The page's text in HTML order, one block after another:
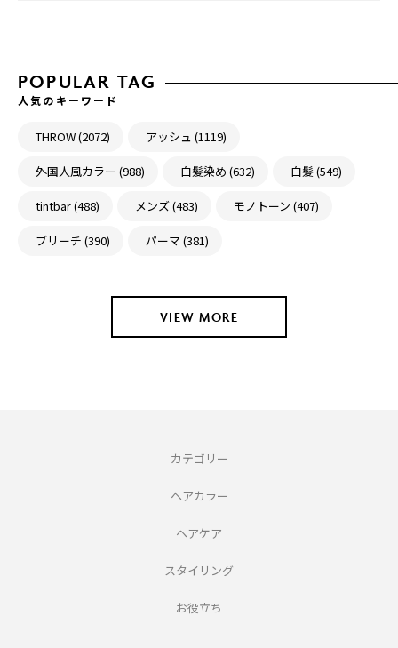
POPULAR TAG
人気のキーワード
THROW (2072) アッシュ (1119)
外国人風カラー (988) 白髪染め (632) 白髪 (549)
tintbar (488) メンズ (483) モノトーン (407)
ブリーチ (390) パーマ (381)
VIEW MORE
カテゴリー
ヘアカラー
ヘアケア
スタイリング
お役立ち